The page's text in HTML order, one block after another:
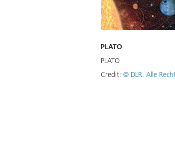
PLATO
PLATO
Credit: © DLR. Alle